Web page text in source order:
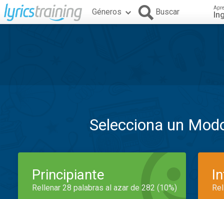
Géneros Buscar
Selecciona un
Principiante
Rellenar 28 palabras al azar de 282 (10%)